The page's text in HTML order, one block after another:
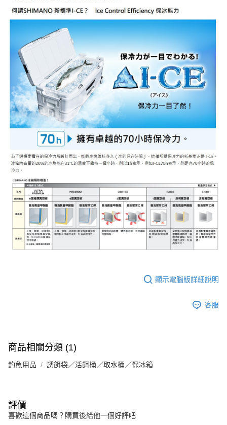
顯示電腦版詳細說明
客服
商品相關分類 (1)
釣魚用品 誘餌袋／活餌桶／取水桶／保冰箱
評價
喜歡這個商品嗎？購買後給他一個好評吧